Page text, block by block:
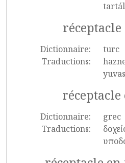
Dictionnaire:
turc
Traductions:
réceptacle
Dictionnaire:
grec
Traductions: